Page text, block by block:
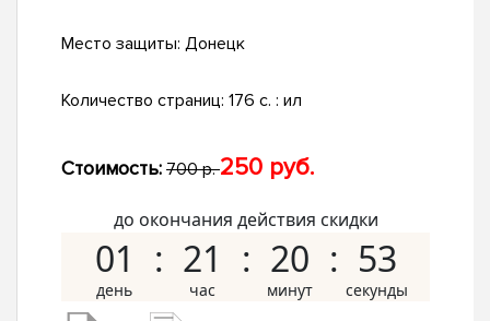
Место защиты: Донецк
Количество страниц: 176 c. : ил
Стоимость: 700 р.250 руб.
до окончания действия скидки
01 21 20 52